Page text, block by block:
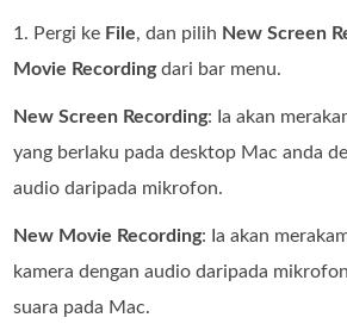
1. Pergi ke File, dan pilih New Screen
Movie Recordingdari bar menu.
New Screen Recording: Ia akan
yang berlaku pada desktop Mac anda
audio daripada mikrofon.
New Movie Recording: Ia akan
kamera dengan audio daripada
suara pada Mac.